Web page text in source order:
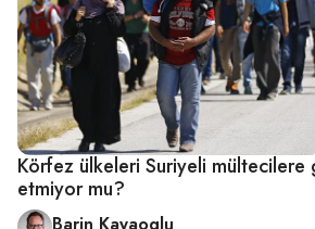
Körfez ülkeleri Suriyeli mültecilere
etmiyor mu?
Barin Kayaoglu